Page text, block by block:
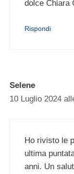
dolce Chiara
Rispondi
Selene
10 Luglio 2024
Ho rivisto le
ultima
anni. Un